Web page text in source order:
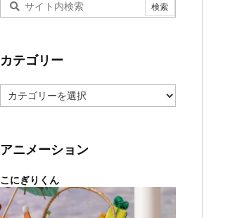
カテゴリー
テ
ー
アニメーション
こにぎりくん